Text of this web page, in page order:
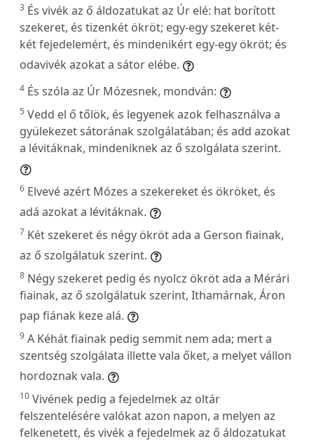
3 És vivék az ő áldozatukat az Úr elé: hat borított
szekeret, és tizenkét ökröt; egy-egy szekeret két-
két fejedelemért, és mindenikért egy-egy ökröt; és
odavivék azokat a sátor elébe.
4 És szóla az Úr Mózesnek, mondván:
5 Vedd el ő tőlök, és legyenek azok felhasználva a
gyülekezet sátorának szolgálatában; és add azokat
a lévitáknak, mindeniknek az ő szolgálata szerint.
6 Elvevé azért Mózes a szekereket és ökröket, és
adá azokat a lévitáknak.
7 Két szekeret és négy ökröt ada a Gerson fiainak,
az ő szolgálatuk szerint.
8 Négy szekeret pedig és nyolcz ökröt ada a Mérári
fiainak, az ő szolgálatuk szerint, Ithamárnak, Áron
pap fiának keze alá.
9 A Kéhát fiainak pedig semmit nem ada; mert a
szentség szolgálata illette vala őket, a melyet vállon
hordoznak vala.
10 Vivének pedig a fejedelmek az oltár
felszentelésére valókat azon napon, a melyen az
felkenetett, és vivék a fejedelmek az ő áldozatukat